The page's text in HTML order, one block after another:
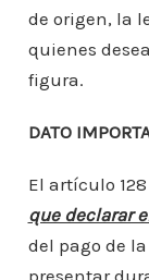
de origen, la
quienes
figura.
DATO
El artículo
que declarar
del pago de
presentar